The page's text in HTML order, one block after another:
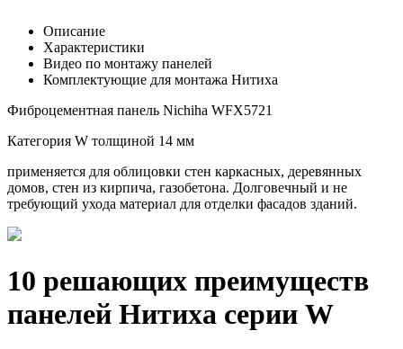
Описание
Характеристики
Видео по монтажу панелей
Комплектующие для монтажа Нитиха
Фиброцементная панель Nichiha WFX5721
Категория W толщиной 14 мм
применяется для облицовки стен каркасных, деревянных
домов, стен из кирпича, газобетона. Долговечный и не
требующий ухода материал для отделки фасадов зданий.
10 решающих преимуществ
панелей Нитиха серии W